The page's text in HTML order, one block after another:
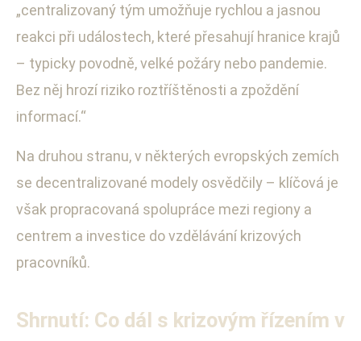
„centralizovaný tým umožňuje rychlou a jasnou
reakci při událostech, které přesahují hranice krajů
– typicky povodně, velké požáry nebo pandemie.
Bez něj hrozí riziko roztříštěnosti a zpoždění
informací.“
Na druhou stranu, v některých evropských zemích
se decentralizované modely osvědčily – klíčová je
však propracovaná spolupráce mezi regiony a
centrem a investice do vzdělávání krizových
pracovníků.
Shrnutí: Co dál s krizovým řízením v